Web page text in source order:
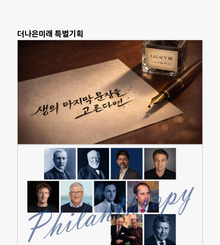
더나은미래 특별기획